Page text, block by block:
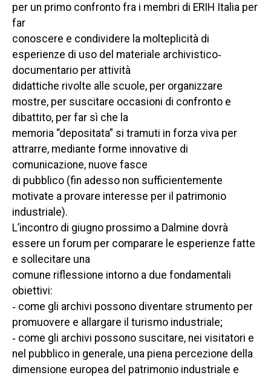
per un primo confronto fra i membri di ERIH Italia per
far
conoscere e condividere la molteplicità di
esperienze di uso del materiale archivistico‐
documentario per attività
didattiche rivolte alle scuole, per organizzare
mostre, per suscitare occasioni di confronto e
dibattito, per far sì che la
memoria “depositata” si tramuti in forza viva per
attrarre, mediante forme innovative di
comunicazione, nuove fasce
di pubblico (fin adesso non sufficientemente
motivate a provare interesse per il patrimonio
industriale).
L’incontro di giugno prossimo a Dalmine dovrà
essere un forum per comparare le esperienze fatte
e sollecitare una
comune riflessione intorno a due fondamentali
obiettivi:
‐ come gli archivi possono diventare strumento per
promuovere e allargare il turismo industriale;
‐ come gli archivi possono suscitare, nei visitatori e
nel pubblico in generale, una piena percezione della
dimensione europea del patrimonio industriale e